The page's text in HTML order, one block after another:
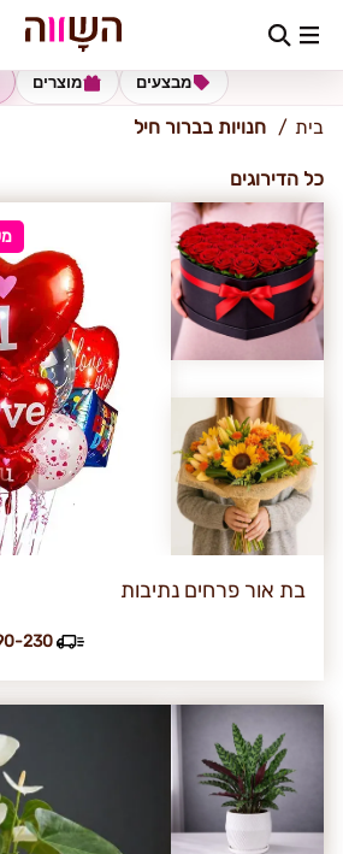
ברור חיל
מוצרים מבצעים
בית חנויות בברור חיל
כל הדירוגים
בת אור פרחים נתיבות
90-230